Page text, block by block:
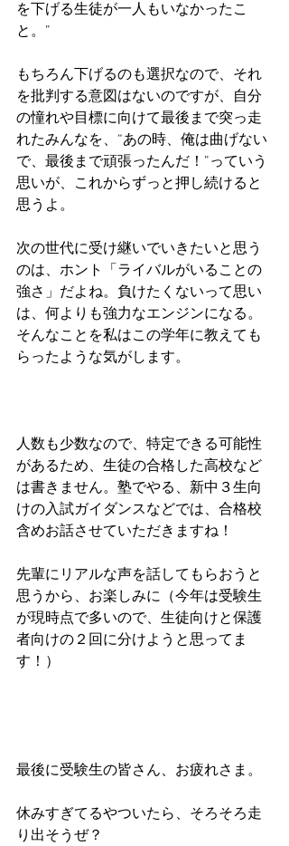
を下げる生徒が一人もいなかったこ
と。”
もちろん下げるのも選択なので、それ
を批判する意図はないのですが、自分
の憧れや目標に向けて最後まで突っ走
れたみんなを、“あの時、俺は曲げない
で、最後まで頑張ったんだ！”っていう
思いが、これからずっと押し続けると
思うよ。
次の世代に受け継いでいきたいと思う
のは、ホント「ライバルがいることの
強さ」だよね。負けたくないって思い
は、何よりも強力なエンジンになる。
そんなことを私はこの学年に教えても
らったような気がします。
人数も少数なので、特定できる可能性
があるため、生徒の合格した高校など
は書きません。塾でやる、新中３生向
けの入試ガイダンスなどでは、合格校
含めお話させていただきますね！
先輩にリアルな声を話してもらおうと
思うから、お楽しみに（今年は受験生
が現時点で多いので、生徒向けと保護
者向けの２回に分けようと思ってま
す！）
最後に受験生の皆さん、お疲れさま。
休みすぎてるやついたら、そろそろ走
り出そうぜ？